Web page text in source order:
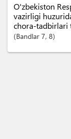
O'zbekiston
vazirligi
chora-tadbirlari
Bandlar 7, 8